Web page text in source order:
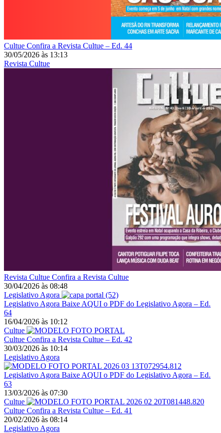
Cultue Confira a Revista Cultue – Ed. 44
30/05/2026 às 13:13
Revista Cultue
Revista Cultue Confira a Revista Cultue
30/04/2026 às 08:48
Legislativo Agora
Legislativo Agora Baixe AQUI o PDF do Legislativo Agora – Ed.
64
16/04/2026 às 10:12
Cultue
Cultue Confira a Revista Cultue – Ed. 42
30/03/2026 às 10:14
Legislativo Agora
Legislativo Agora Baixe AQUI o PDF do Legislativo Agora – Ed.
63
13/03/2026 às 07:30
Cultue
Cultue Confira a Revista Cultue – Ed. 41
20/02/2026 às 08:14
Legislativo Agora